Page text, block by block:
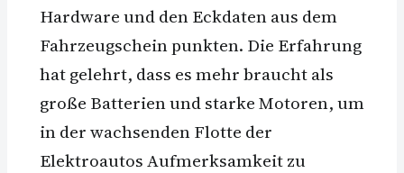
Hardware und den Eckdaten aus dem
Fahrzeugschein punkten. Die Erfahrung
hat gelehrt, dass es mehr braucht als
große Batterien und starke Motoren, um
in der wachsenden Flotte der
Elektroautos Aufmerksamkeit zu